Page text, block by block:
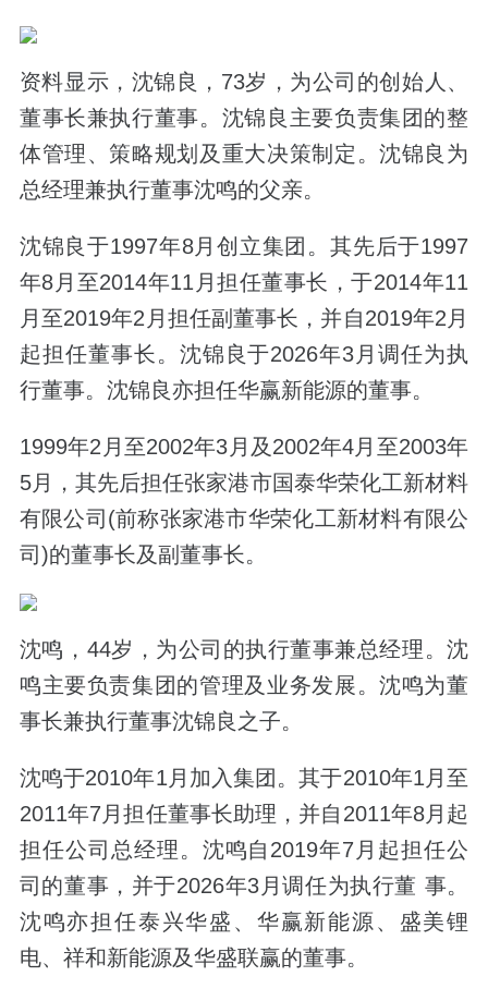
资料显示，沈锦良，73岁，为公司的创始人、
董事长兼执行董事。沈锦良主要负责集团的整
体管理、策略规划及重大决策制定。沈锦良为
总经理兼执行董事沈鸣的父亲。
沈锦良于1997年8月创立集团。其先后于1997
年8月至2014年11月担任董事长，于2014年11
月至2019年2月担任副董事长，并自2019年2月
起担任董事长。沈锦良于2026年3月调任为执
行董事。沈锦良亦担任华赢新能源的董事。
1999年2月至2002年3月及2002年4月至2003年
5月，其先后担任张家港市国泰华荣化工新材料
有限公司(前称张家港市华荣化工新材料有限公
司)的董事长及副董事长。
沈鸣，44岁，为公司的执行董事兼总经理。沈
鸣主要负责集团的管理及业务发展。沈鸣为董
事长兼执行董事沈锦良之子。
沈鸣于2010年1月加入集团。其于2010年1月至
2011年7月担任董事长助理，并自2011年8月起
担任公司总经理。沈鸣自2019年7月起担任公
司的董事，并于2026年3月调任为执行董 事。
沈鸣亦担任泰兴华盛、华赢新能源、盛美锂
电、祥和新能源及华盛联赢的董事。